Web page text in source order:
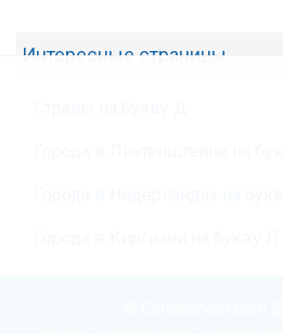
Интересные страницы